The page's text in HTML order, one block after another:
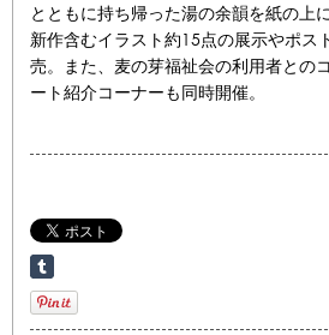
とともに持ち帰った湯の余韻を紙の上
新作含むイラスト約15点の展示やポス
売。また、麦の芽福祉会の利用者との
ート紹介コーナーも同時開催。